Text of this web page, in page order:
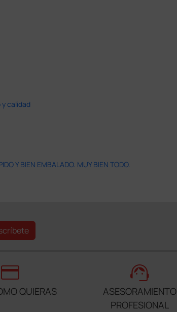
calidad
Y BIEN EMBALADO. MUY BIEN TODO.
credit_card
QUIERAS
support_agent
ASESORAMIENTO
PROFESIONAL